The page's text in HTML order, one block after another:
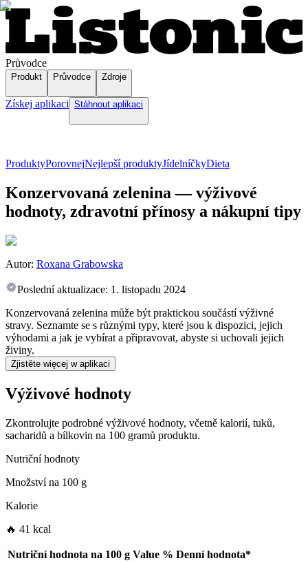
Průvodce
Produkt Průvodce Zdroje
Získej aplikaci Stáhnout aplikaci
ProduktyPorovnejNejlepší produktyJídelníčkyDieta
Konzervovaná zelenina — výživové
hodnoty, zdravotní přínosy a nákupní tipy
Autor: Roxana Grabowska
Poslední aktualizace: 1. listopadu 2024
Konzervovaná zelenina může být praktickou součástí výživné
stravy. Seznamte se s různými typy, které jsou k dispozici, jejich
výhodami a jak je vybírat a připravovat, abyste si uchovali jejich
živiny.
Zjistěte więcej w aplikaci
Výživové hodnoty
Zkontrolujte podrobné výživové hodnoty, včetně kalorií, tuků,
sacharidů a bílkovin na 100 gramů produktu.
Nutriční hodnoty
Množství na 100 g
Kalorie
🔥 41 kcal
Nutriční hodnota na 100 g Value % Denní hodnota*